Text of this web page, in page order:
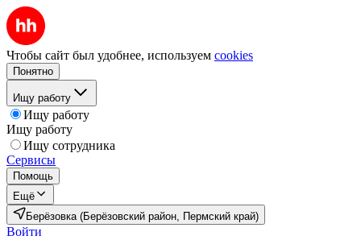
Чтобы сайт был удобнее, используем cookies
Понятно
Ищу работу
Ищу работу
Ищу работу
Ищу сотрудника
Сервисы
Помощь
Ещё
Берёзовка (Берёзовский район, Пермский край)
Войти